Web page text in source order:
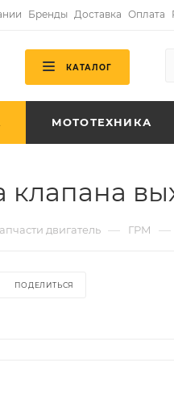
Бренды Доставка Оплата
КАТАЛОГ
МОТОТЕХНИКА
двигатель — ГРМ —
ПОДЕЛИТЬСЯ